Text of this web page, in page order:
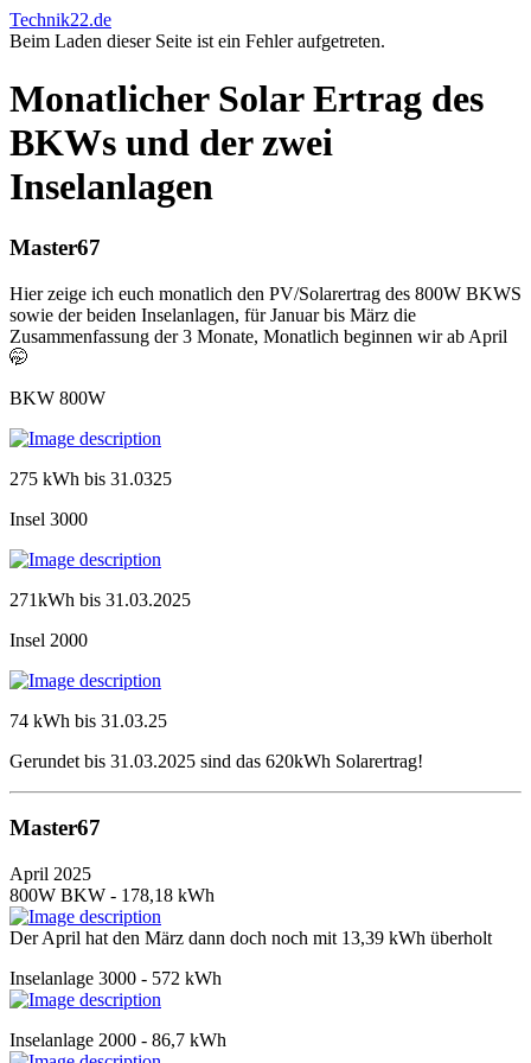
Technik22.de
Beim Laden dieser Seite ist ein Fehler aufgetreten.
Monatlicher Solar Ertrag des
BKWs und der zwei
Inselanlagen
Master67
Hier zeige ich euch monatlich den PV/Solarertrag des 800W BKWS
sowie der beiden Inselanlagen, für Januar bis März die
Zusammenfassung der 3 Monate, Monatlich beginnen wir ab April
🤭
BKW 800W
275 kWh bis 31.0325
Insel 3000
271kWh bis 31.03.2025
Insel 2000
74 kWh bis 31.03.25
Gerundet bis 31.03.2025 sind das 620kWh Solarertrag!
Master67
April 2025
800W BKW - 178,18 kWh
Der April hat den März dann doch noch mit 13,39 kWh überholt
Inselanlage 3000 - 572 kWh
Inselanlage 2000 - 86,7 kWh